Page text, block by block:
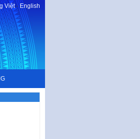
Việt-English